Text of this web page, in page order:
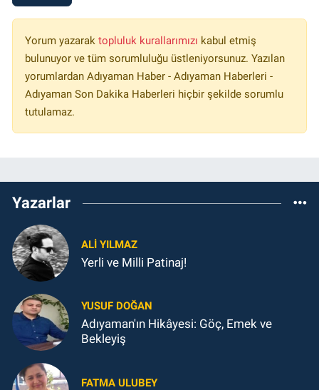
Yorum yazarak topluluk kurallarımızı kabul etmiş
bulunuyor ve tüm sorumluluğu üstleniyorsunuz. Yazılan
yorumlardan Adıyaman Haber - Adıyaman Haberleri -
Adıyaman Son Dakika Haberleri hiçbir şekilde sorumlu
tutulamaz.
Yazarlar
ALI YILMAZ
Yerli ve Milli Patinaj!
YUSUF DOĞAN
Adıyaman'ın Hikâyesi: Göç, Emek ve
Bekleyiş
FATMA ULUBEY